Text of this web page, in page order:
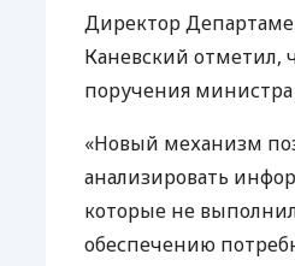
Директор
Каневский отметил,
поручения
«Новый механизм
анализировать
которые не
обеспечению